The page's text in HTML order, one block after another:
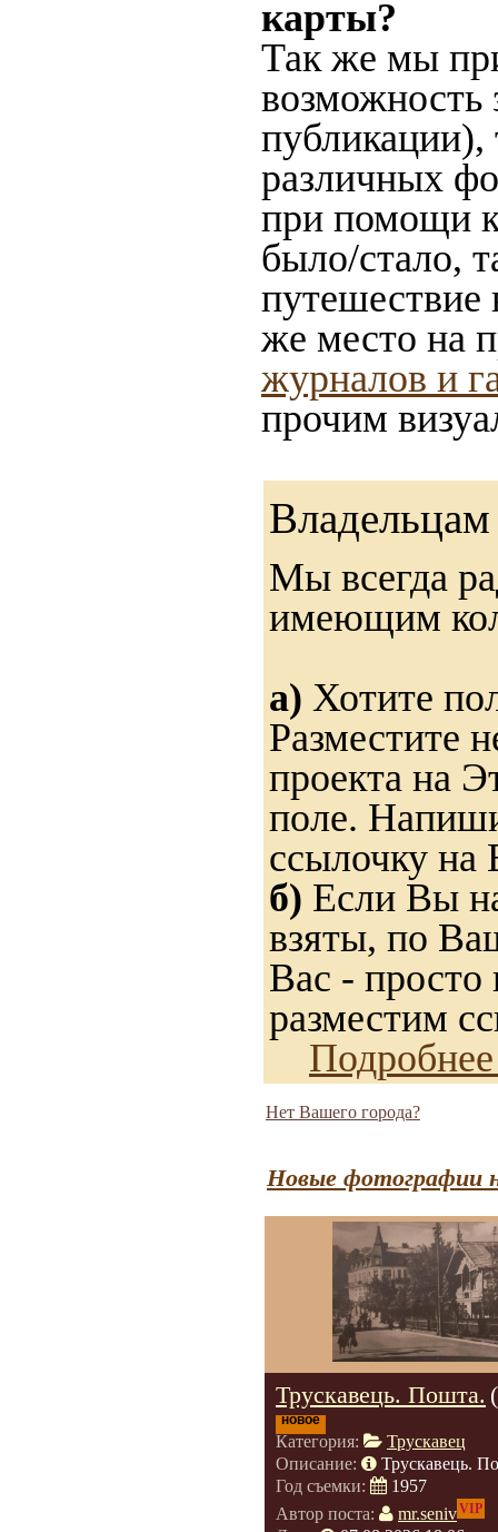
карты?
Так же мы
возможность
публикации),
различных
при помощи
было/стало,
же место на
журналов и
прочим
Мы всегда
имеющим
а) Хотите
Разместите
проекта на
поле.
ссылочку
б) Если Вы
взяты, по
Вас -
разместим
Нет Вашего города?
Новые фотографии
Трускавець. Пошта.
новое
Категория:
Трускавец
Описание:
Трускавець.
Год съемки:
1957
Автор поста:
mr.senivVIP